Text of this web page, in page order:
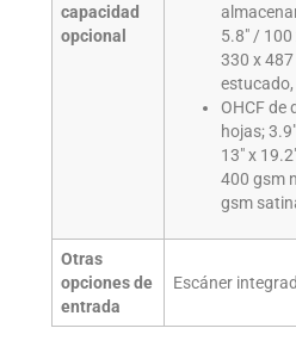
capacidad
opcional
5.8" / 100
330 x
OHCF de
hojas;
13" x
400 gsm
gsm
Otras
opciones de
entrada
Escáner